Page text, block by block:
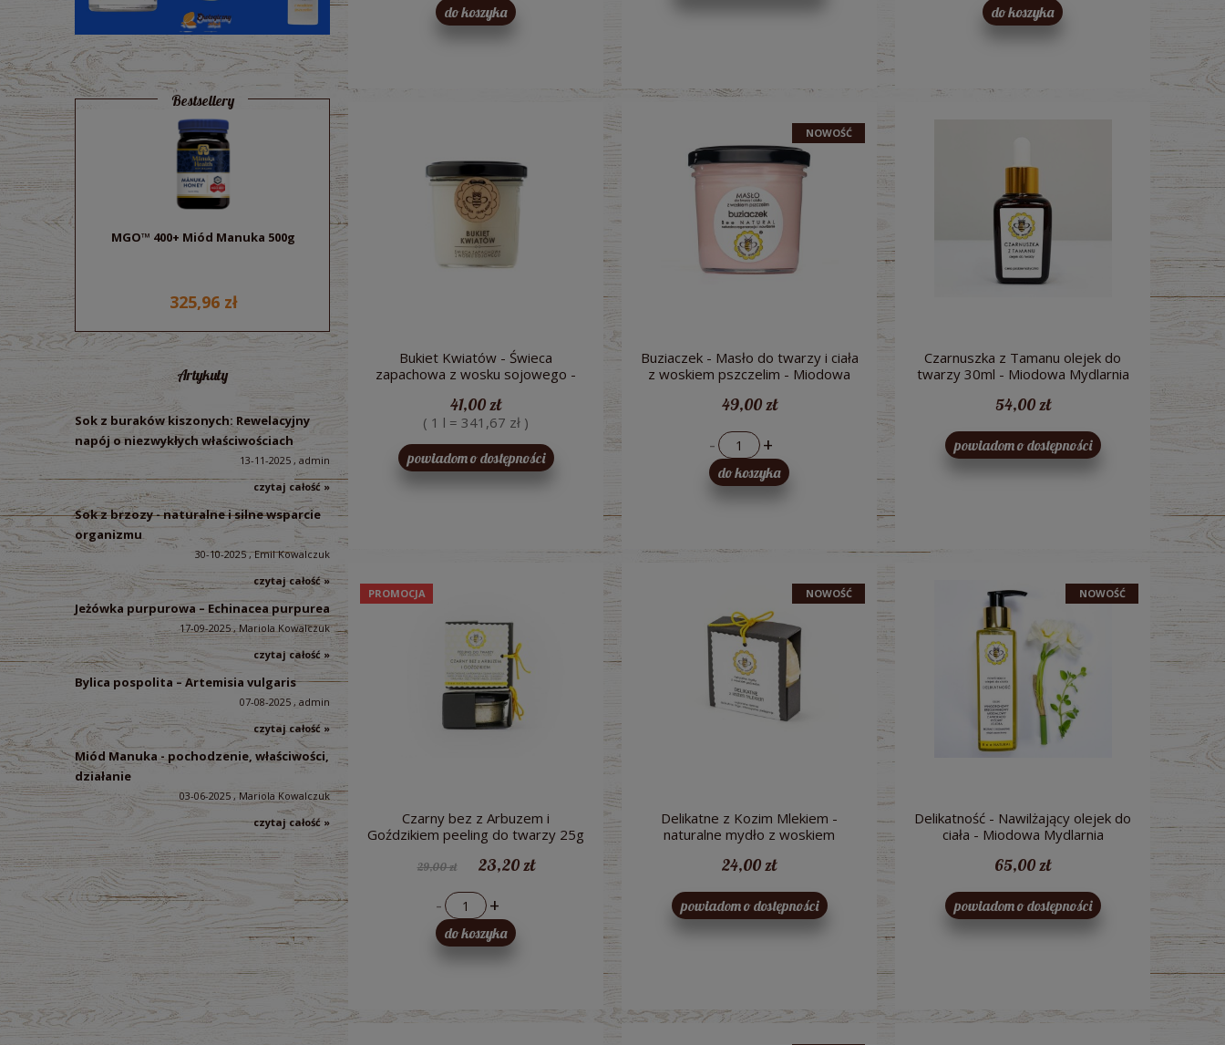
Bestsellery
MGO™ 400+ Miód Manuka 500g
325,96 zł
Sok z buraków kiszonych 300 ml -
ekologiczny Bio Food
Pesto z Czosnku Niedźwiedziego BIO
200g - Dary Natury
Sok z buraków kiszonych (tłoczony) BIO
3l - Dary Natury
Woda
330ml
Artykuły
Sok z buraków kiszonych: Rewelacyjny
napój o niezwykłych właściwościach
13-11-2025 , admin
czytaj całość »
Sok z brzozy - naturalne i silne wsparcie
organizmu
30-10-2025 , Emil Kowalczuk
czytaj całość »
Jeżówka purpurowa – Echinacea purpurea
17-09-2025 , Mariola Kowalczuk
czytaj całość »
Bylica pospolita – Artemisia vulgaris
07-08-2025 , admin
czytaj całość »
Miód Manuka - pochodzenie, właściwości,
działanie
03-06-2025 , Mariola Kowalczuk
czytaj całość »
do koszyka do koszyka
Bukiet Kwiatów - Świeca
zapachowa z wosku sojowego -
41,00 zł
( 1 l = 341,67 zł )
powiadom o dostępności
Buziaczek - Masło do twarzy i ciała
z woskiem pszczelim - Miodowa
49,00 zł
- +
do koszyka
NOWOŚĆ
Czarnuszka z Tamanu olejek do
twarzy 30ml - Miodowa Mydlarnia
54,00 zł
powiadom o dostępności
Czarny bez z Arbuzem i
Goździkiem peeling do twarzy 25g
29,00 zł 23,20 zł
- +
do koszyka
PROMOCJA
Delikatne z Kozim Mlekiem -
naturalne mydło z woskiem
24,00 zł
powiadom o dostępności
NOWOŚĆ
Delikatność - Nawilżający olejek do
ciała - Miodowa Mydlarnia
65,00 zł
powiadom o dostępności
NOWOŚĆ